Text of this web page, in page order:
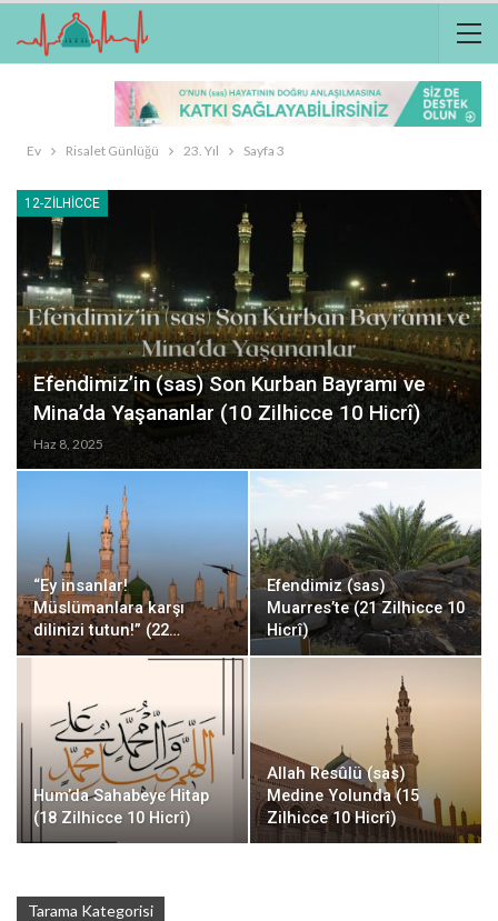
Ev Risalet Günlüğü 23. Yıl Sayfa 3
12-ZILHICCE
Efendimiz’in (sas) Son Kurban Bayramı ve
Mina’da Yaşananlar (10 Zilhicce 10 Hicrî)
Haz 8, 2025
“Ey insanlar!
Müslümanlara karşı
dilinizi tutun!” (22…
Efendimiz (sas)
Muarres’te (21 Zilhicce 10
Hicrî)
Hum’da Sahabeye Hitap
(18 Zilhicce 10 Hicrî)
Allah Resûlü (sas)
Medine Yolunda (15
Zilhicce 10 Hicrî)
Tarama Kategorisi